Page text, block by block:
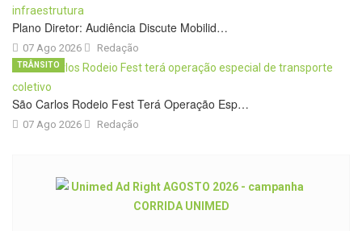
Plano Diretor: Audiência Discute Mobilid…
07 Ago 2026 Redação
São Carlos Rodeio Fest Terá Operação Esp…
07 Ago 2026
TRÂNSITO
Redação